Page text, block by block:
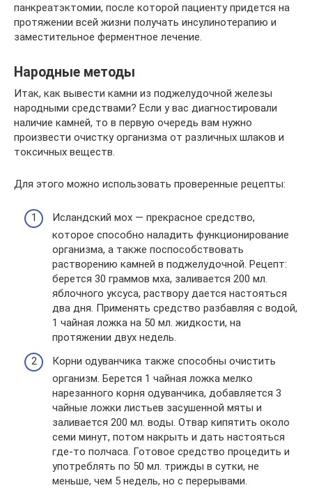
панкреатэктомии, после которой пациенту придется на
протяжении всей жизни получать инсулинотерапию и
заместительное ферментное лечение.
Народные методы
Итак, как вывести камни из поджелудочной железы
народными средствами? Если у вас диагностировали
наличие камней, то в первую очередь вам нужно
произвести очистку организма от различных шлаков и
токсичных веществ.
Для этого можно использовать проверенные рецепты:
Исландский мох — прекрасное средство,
которое способно наладить функционирование
организма, а также поспособствовать
растворению камней в поджелудочной. Рецепт:
берется 30 граммов мха, заливается 200 мл.
яблочного уксуса, раствору дается настояться
два дня. Применять средство разбавляя с водой,
1 чайная ложка на 50 мл. жидкости, на
протяжении двух недель.
Корни одуванчика также способны очистить
организм. Берется 1 чайная ложка мелко
нарезанного корня одуванчика, добавляется 3
чайные ложки листьев засушенной мяты и
заливается 200 мл. воды. Отвар кипятить около
семи минут, потом накрыть и дать настояться
где-то полчаса. Готовое средство процедить и
употреблять по 50 мл. трижды в сутки, не
меньше, чем 5 недель, но с перерывами.